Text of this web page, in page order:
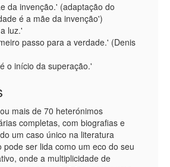
da invenção.' (adaptação do
é a mãe da invenção')
luz.'
passo para a verdade.' (Denis
o início da superação.'
mais de 70 heterónimos
completas, com biografias e
um caso único na literatura
pode ser lida como um eco do seu
onde a multiplicidade de